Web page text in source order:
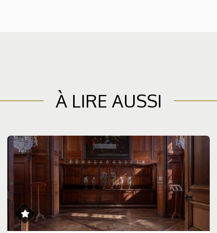
À LIRE AUSSI